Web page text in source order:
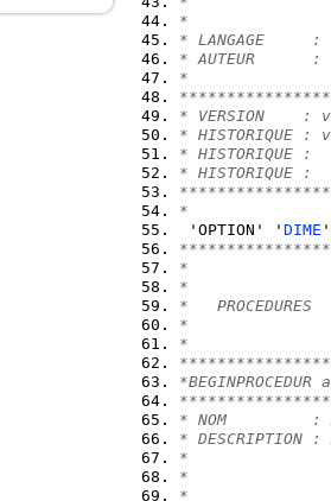
*
* LANGAGE     :
* AUTEUR      :
*               mél
* VERSION    :
* HISTORIQUE
* HISTORIQUE :
* HISTORIQUE :
*
'OPTION' ' DIME
*
*
*   PROCEDURES
*
*
* NOM         :
*
*
*
*